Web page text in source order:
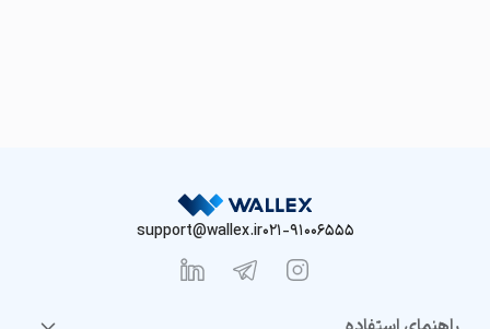
021-91006555
support@wallex.ir